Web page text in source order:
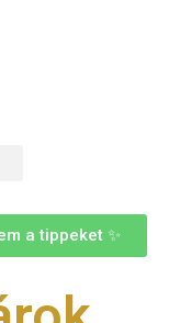
a tippeket ✨